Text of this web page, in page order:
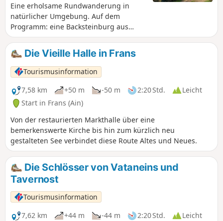
Eine erholsame Rundwanderung in
natürlicher Umgebung. Auf dem
Programm: eine Backsteinburg aus
dem14. Jahrhundert und ein Teich.
Die Vieille Halle in Frans
Tourismusinformation
7,58 km
+50 m -50 m 2:20 Std.
Leicht
Start in Frans (Ain)
Von der restaurierten Markthalle über eine
bemerkenswerte Kirche bis hin zum kürzlich neu
gestalteten See verbindet diese Route Altes und Neues.
Die Schlösser von Vataneins und
Tavernost
Tourismusinformation
7,62 km
+44 m -44 m 2:20 Std.
Leicht